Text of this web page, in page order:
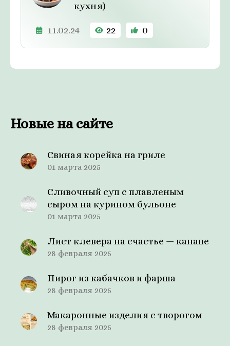
кухня)
11.02.24 22 0
Новые на сайте
Свиная корейка на гриле
01 марта 2025
Сливочный суп с плавленым
сыром на курином бульоне
01 марта 2025
Лист клевера на счастье — канапе
28 февраля 2025
Пирог из кабачков и фарша
28 февраля 2025
Макаронные изделия с творогом
28 февраля 2025